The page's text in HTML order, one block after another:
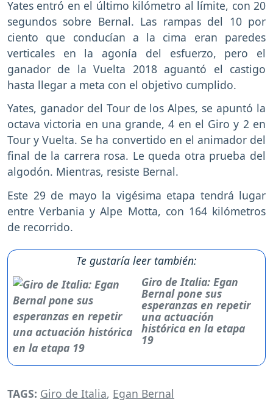
Yates entró en el último kilómetro al límite, con 20
segundos sobre Bernal. Las rampas del 10 por
ciento que conducían a la cima eran paredes
verticales en la agonía del esfuerzo, pero el
ganador de la Vuelta 2018 aguantó el castigo
hasta llegar a meta con el objetivo cumplido.
Yates, ganador del Tour de los Alpes, se apuntó la
octava victoria en una grande, 4 en el Giro y 2 en
Tour y Vuelta. Se ha convertido en el animador del
final de la carrera rosa. Le queda otra prueba del
algodón. Mientras, resiste Bernal.
Este 29 de mayo la vigésima etapa tendrá lugar
entre Verbania y Alpe Motta, con 164 kilómetros
de recorrido.
Te gustaría leer también:
Giro de Italia: Egan
Bernal pone sus
esperanzas en repetir
una actuación
histórica en la etapa
19
TAGS: Giro de Italia, Egan Bernal